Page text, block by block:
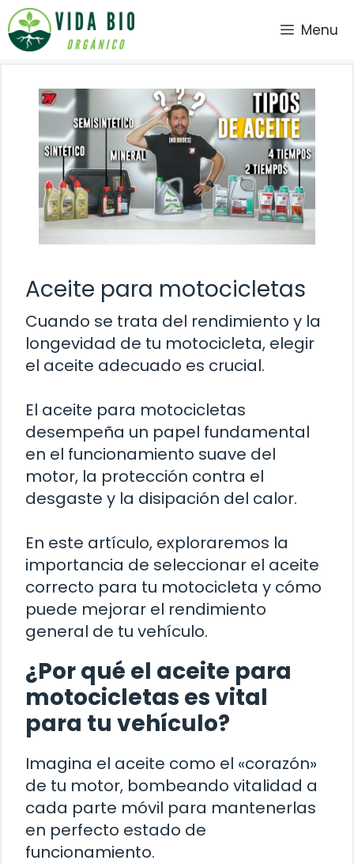
Saltar
al
contenido
Menu
Aceite para motocicletas
Cuando se trata del rendimiento y la
longevidad de tu motocicleta, elegir
el aceite adecuado es crucial.
El aceite para motocicletas
desempeña un papel fundamental
en el funcionamiento suave del
motor, la protección contra el
desgaste y la disipación del calor.
En este artículo, exploraremos la
importancia de seleccionar el aceite
correcto para tu motocicleta y cómo
puede mejorar el rendimiento
general de tu vehículo.
¿Por qué el aceite para
motocicletas es vital
para tu vehículo?
Imagina el aceite como el «corazón»
de tu motor, bombeando vitalidad a
cada parte móvil para mantenerlas
en perfecto estado de
funcionamiento.